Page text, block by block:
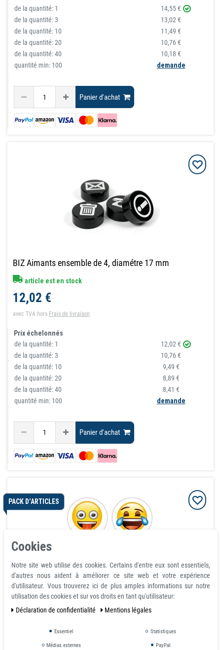
de la quantité: 1
14,55 €
de la quantité:3
13,02 €
de la quantité: 10
11,49 €
de la quantité:20
10,76 €
de la quantité:40
10,18 €
quantité min: 100
demande
Panier d'achat
BIZ Aimants ensemble de 4, diamétre 17 mm
article est en stock
12,02 €
avec TVA hors Frais de livraison
Prix échelonnés
de la quantité: 1
12,02 €
de la quantité:3
10,76 €
de la quantité: 10
9,49 €
de la quantité:20
8,89 €
de la quantité:40
8,41 €
quantité min: 100
demande
Panier d'achat
PACK D’ARTICLES
Aimants Emoji, lot de 4
13,75 €
Cookies
Notre site web utilise des cookies. Certains d'entre eux sont essentiels,
d'autres nous aident à améliorer ce site web et votre expérience
d'utilisateur. Vous trouverez ici de plus amples informations sur notre
utilisation des cookies et sur vos droits en tant qu'utilisateur:
Déclaration de confidentialité
Mentions légales
Essentiel Statistiques
Médias externes PayPal